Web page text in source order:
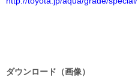
ダウンロード（画像）